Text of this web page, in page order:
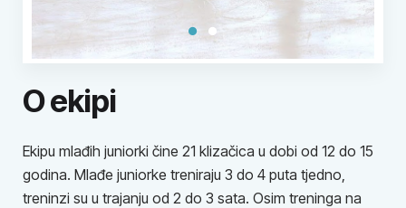
O ekipi
Ekipu mlađih juniorki čine 21 klizačica u dobi od 12 do 15
godina. Mlađe juniorke treniraju 3 do 4 puta tjedno,
treninzi su u trajanju od 2 do 3 sata. Osim treninga na